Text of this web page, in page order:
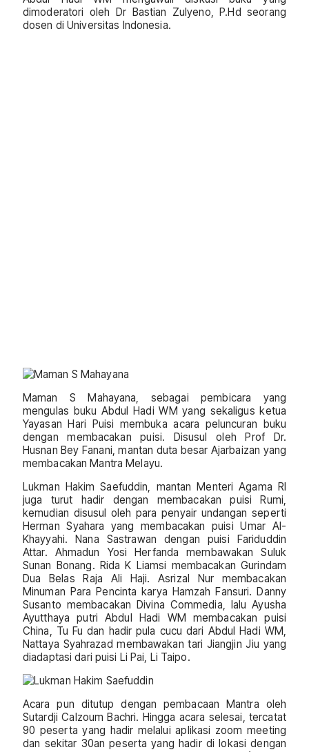
dimoderatori oleh Dr Bastian Zulyeno, P.Hd seorang
dosen di Universitas Indonesia.
Maman S Mahayana, sebagai pembicara yang
mengulas buku Abdul Hadi WM yang sekaligus ketua
Yayasan Hari Puisi membuka acara peluncuran buku
dengan membacakan puisi. Disusul oleh Prof Dr.
Husnan Bey Fanani, mantan duta besar Ajarbaizan yang
membacakan Mantra Melayu.
Lukman Hakim Saefuddin, mantan Menteri Agama RI
juga turut hadir dengan membacakan puisi Rumi,
kemudian disusul oleh para penyair undangan seperti
Herman Syahara yang membacakan puisi Umar Al-
Khayyahi. Nana Sastrawan dengan puisi Fariduddin
Attar. Ahmadun Yosi Herfanda membawakan Suluk
Sunan Bonang. Rida K Liamsi membacakan Gurindam
Dua Belas Raja Ali Haji. Asrizal Nur membacakan
Minuman Para Pencinta karya Hamzah Fansuri. Danny
Susanto membacakan Divina Commedia, lalu Ayusha
Ayutthaya putri Abdul Hadi WM membacakan puisi
China, Tu Fu dan hadir pula cucu dari Abdul Hadi WM,
Nattaya Syahrazad membawakan tari Jiangjin Jiu yang
diadaptasi dari puisi Li Pai, Li Taipo.
Acara pun ditutup dengan pembacaan Mantra oleh
Sutardji Calzoum Bachri. Hingga acara selesai, tercatat
90 peserta yang hadir melalui aplikasi zoom meeting
dan sekitar 30an peserta yang hadir di lokasi dengan